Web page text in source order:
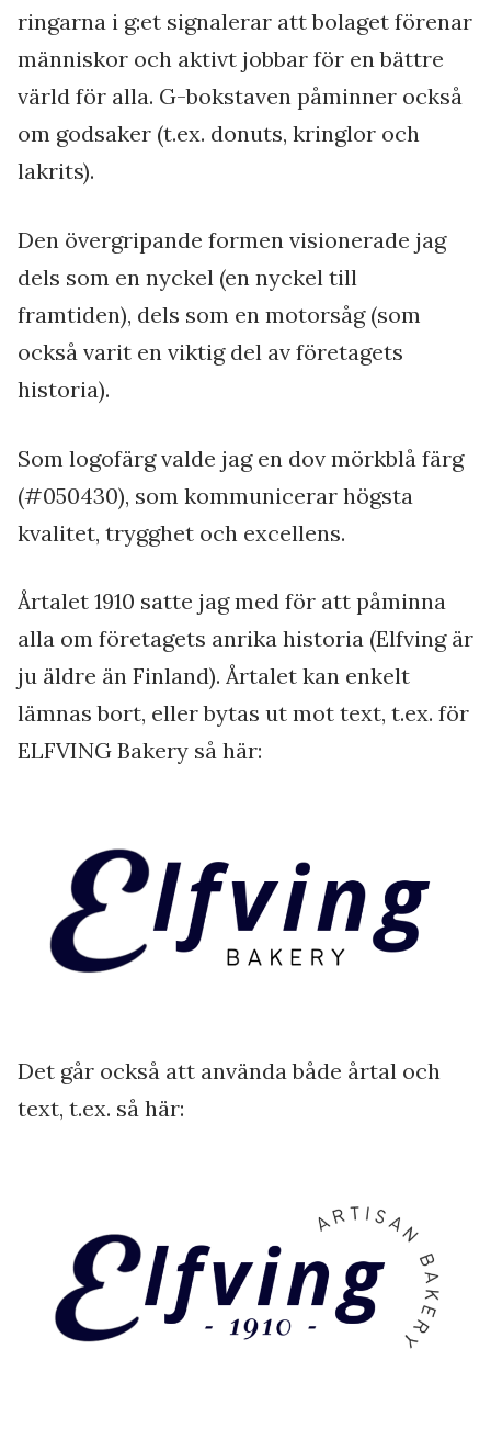
ringarna i g:et signalerar att bolaget förenar
människor och aktivt jobbar för en bättre
värld för alla. G-bokstaven påminner också
om godsaker (t.ex. donuts, kringlor och
lakrits).
Den övergripande formen visionerade jag
dels som en nyckel (en nyckel till
framtiden), dels som en motorsåg (som
också varit en viktig del av företagets
historia).
Som logofärg valde jag en dov mörkblå färg
(#050430), som kommunicerar högsta
kvalitet, trygghet och excellens.
Årtalet 1910 satte jag med för att påminna
alla om företagets anrika historia (Elfving är
ju äldre än Finland). Årtalet kan enkelt
lämnas bort, eller bytas ut mot text, t.ex. för
ELFVING Bakery så här:
Det går också att använda både årtal och
text, t.ex. så här: